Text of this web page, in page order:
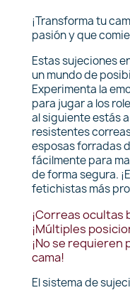
¡Transforma tu
pasión y que
Estas sujeciones
un mundo de
Experimenta la
para jugar a los
al siguiente estás
resistentes
esposas forradas
fácilmente para
de forma segura.
fetichistas más
¡Correas ocultas
¡Múltiples
¡No se
cama!
El sistema de